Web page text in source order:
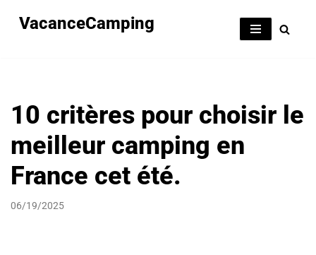
VacanceCamping
10 critères pour choisir le
meilleur camping en
France cet été.
06/19/2025